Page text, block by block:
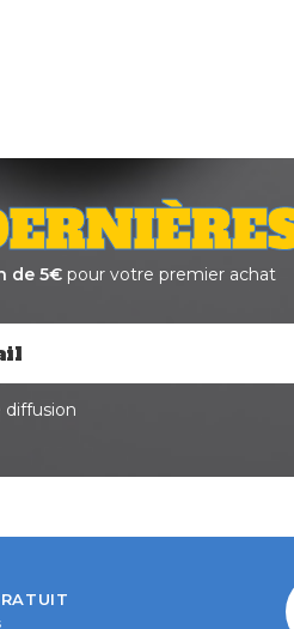
de 5€ pour votre premier achat
diffusion